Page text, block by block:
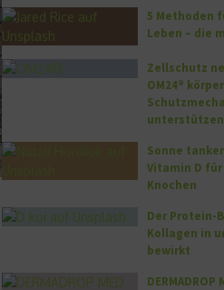
5 Methoden
Leben – die
Zellschutz
OM24®
Sonne
Vitamin D
Knochen
Der Protein-
Kollagen in
bewirkt